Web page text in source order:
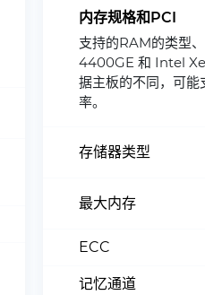
内存规格和PCI
支持的RAM的类型
4400GE 和 Intel
据主板的不同，可
率。
存储器类型
最大内存
ECC
记忆通道